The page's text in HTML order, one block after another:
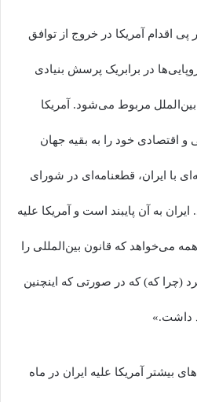
پی اقدام آمریکا در خروج از توافق
در برابریک پرسش بنیادی
بین‌الملل مربوط می‌شود. آمریکا
خود را به بقیه جهان
با ایران، قطعنامه‌ای در شورای
به آن پایبند است و آمریکا علیه
می‌خواهد که قانون بین‌المللی را
(چرا که) که در صورتی که اینچنین
داشت.»
بیشتر آمریکا علیه ایران در ماه